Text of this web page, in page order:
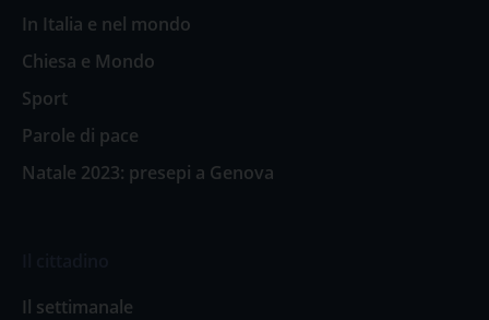
In Italia e nel mondo
Chiesa e Mondo
Sport
Parole di pace
Natale 2023: presepi a Genova
Il settimanale